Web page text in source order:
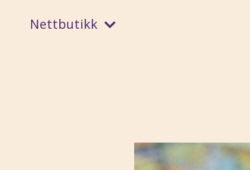
Nettbutikk